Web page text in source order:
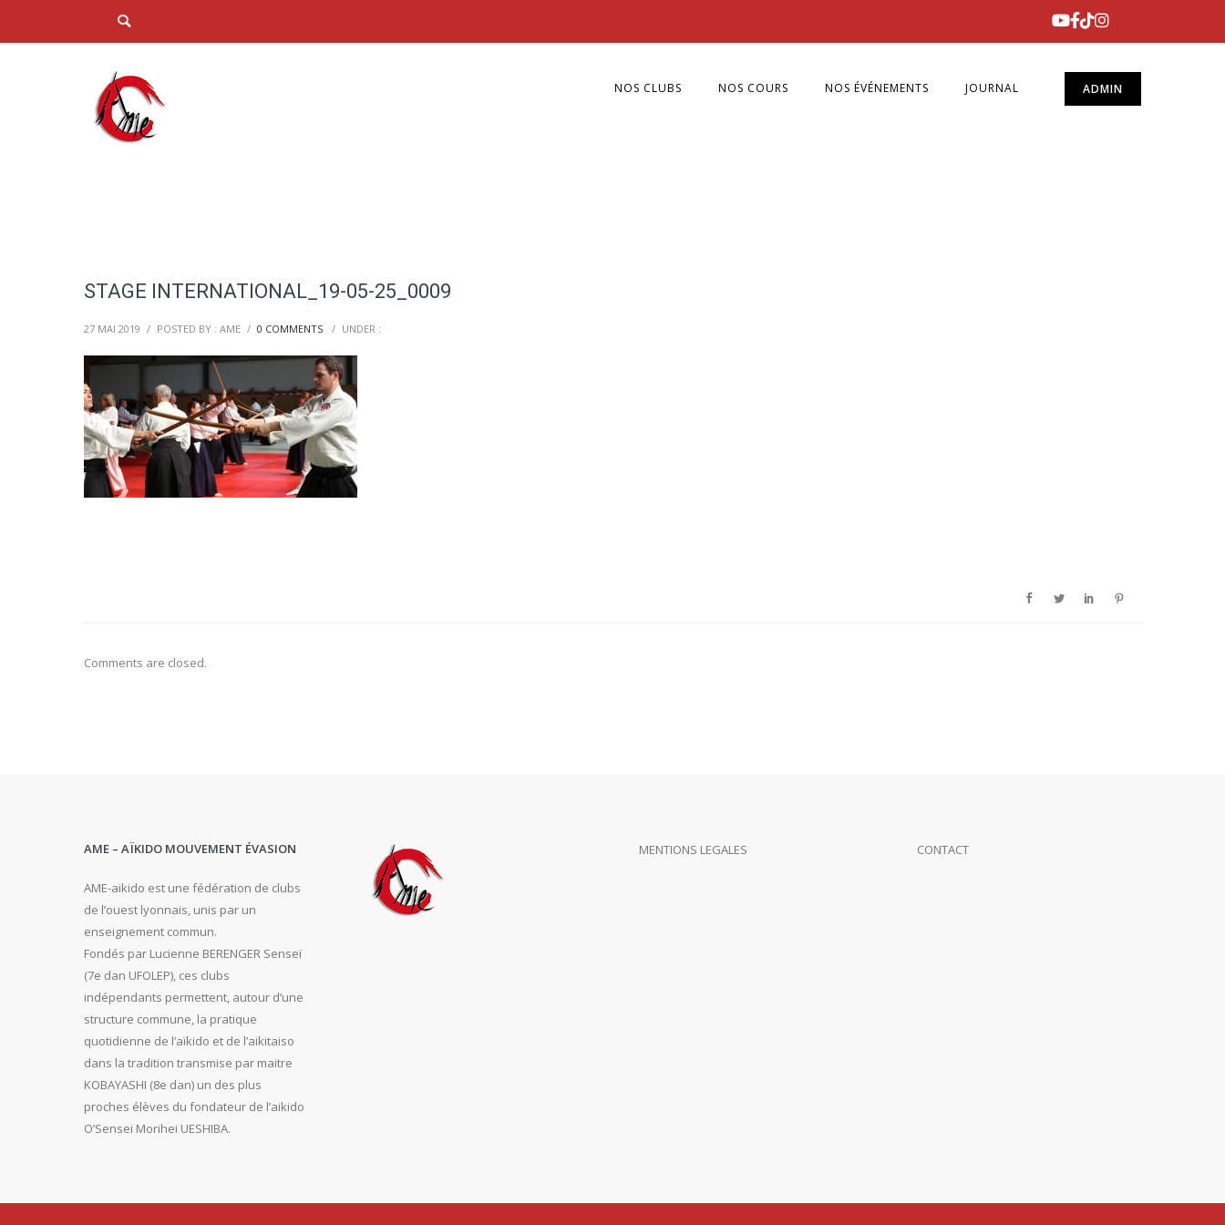
ADMIN
NOS CLUBS NOS COURS NOS ÉVÉNEMENTS JOURNAL
STAGE INTERNATIONAL_19-05-25_0009
27 MAI 2019 / POSTED BY : AME / 0 COMMENTS / UNDER :
Comments are closed.
AME – AÏKIDO MOUVEMENT ÉVASION
AME-aikido est une fédération de clubs
de l’ouest lyonnais, unis par un
enseignement commun.
Fondés par Lucienne BERENGER Senseï
(7e dan UFOLEP), ces clubs
indépendants permettent, autour d’une
structure commune, la pratique
quotidienne de l’aïkido et de l’aikitaiso
dans la tradition transmise par maitre
KOBAYASHI (8e dan) un des plus
proches élèves du fondateur de l’aikido
O’Sensei Morihei UESHIBA.
MENTIONS LEGALES CONTACT